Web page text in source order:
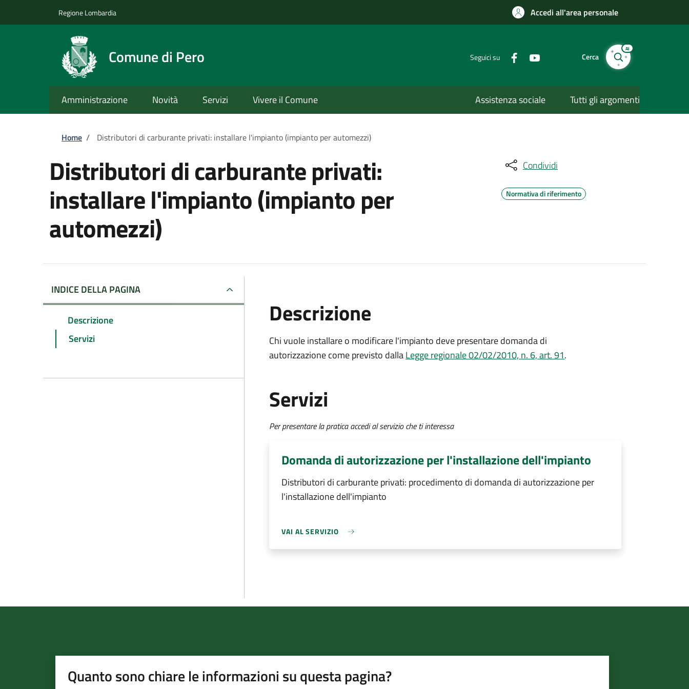
Regione Lombardia Accedi all'area personale
Comune di Pero Seguici su Cerca
AI
Amministrazione Novità Servizi Vivere il Comune Assistenza sociale Tutti gli argomenti
Briciole di pane
Home / Distributori di carburante privati: installare l'impianto (impianto per automezzi)
Distributori di carburante privati:
installare l'impianto (impianto per
automezzi)
Condividi
Normativa di riferimento
INDICE DELLA PAGINA
Descrizione
Servizi
Descrizione
Chi vuole installare o modificare l'impianto deve presentare domanda di
autorizzazionecome previsto dallaLegge regionale 02/02/2010, n. 6, art. 91.
Servizi
Per presentare la pratica accedi al servizio che ti interessa
Domanda di autorizzazione per l'installazione dell'impianto
Distributori di carburante privati: procedimento di domanda di autorizzazione per
l'installazione dell'impianto
VAI AL SERVIZIO
Quanto sono chiare le informazioni su questa pagina?